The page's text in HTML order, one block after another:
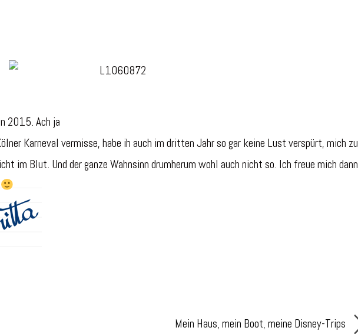
2015. Ach ja
Karneval vermisse, habe ih auch im dritten Jahr so gar keine Lust verspürt, mich zu
im Blut. Und der ganze Wahnsinn drumherum wohl auch nicht so. Ich freue mich dann
Mein Haus, mein Boot, meine Disney-Trips